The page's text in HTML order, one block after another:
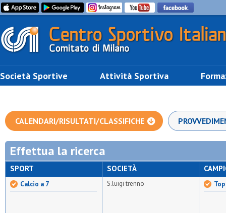
Società Sportive Attività Sportiva
CALENDARI/RISULTATI/CLASSIFICHE
Effettua la ricerca
SPORT
Calcio a 7
SOCIETÀ
S.luigi trenno